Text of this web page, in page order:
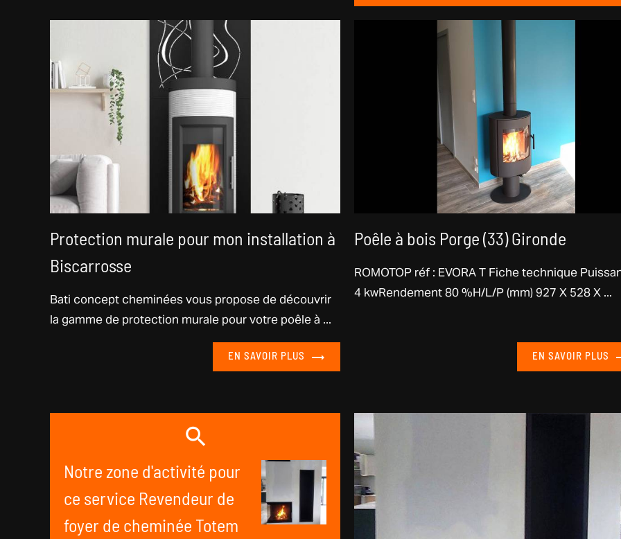
Protection murale pour mon installation à
Biscarrosse
Bati concept cheminées vous propose de découvrir
la gamme de protection murale pour votre poêle à ...
EN SAVOIR PLUS
Poêle à bois Porge (33) Gironde
ROMOTOP réf : EVORA T Fiche technique
4 kwRendement 80 %H/L/P (mm) 927 X 528 X ...
EN SAVOIR PLUS
Notre zone d'activité pour
ce service Revendeur de
foyer de cheminée Totem